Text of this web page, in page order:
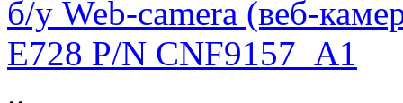
б/у Web-camera (веб-
E728 P/N CNF9157_A1
..